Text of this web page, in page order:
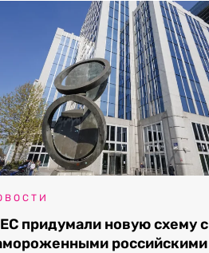
придумали новую схему с
российскими